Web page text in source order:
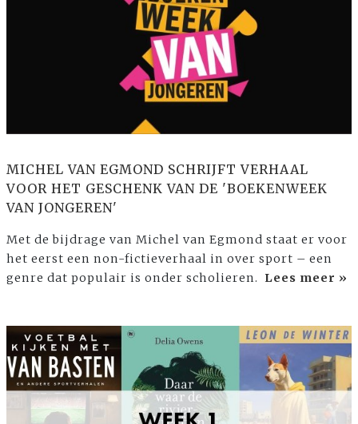
MICHEL VAN EGMOND SCHRIJFT VERHAAL
VOOR HET GESCHENK VAN DE 'BOEKENWEEK
VAN JONGEREN'
Met de bijdrage van Michel van Egmond staat er voor
het eerst een non-fictieverhaal in over sport – een
genre dat populair is onder scholieren. Lees meer »